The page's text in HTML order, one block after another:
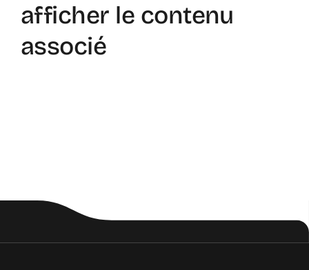
afficher le contenu
associé